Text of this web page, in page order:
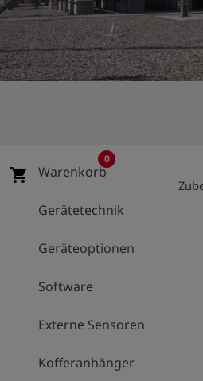
account_circle Anmelden
shieldRegistrierung
shopping_cart Warenkorb
0
Gerätetechnik
Geräteoptionen
Software
Externe Sensoren
Kofferanhänger